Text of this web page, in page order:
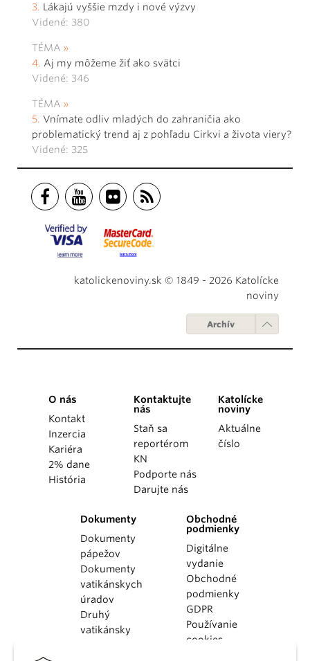
Lákajú vyššie mzdy i nové výzvy
Videné: 380
TÉMA
Aj my môžeme žiť ako svätci
Videné: 346
TÉMA
Vnímate odliv mladých do zahraničia ako
problematický trend aj z pohľadu Cirkvi a života viery?
Videné: 325
katolickenoviny.sk © 1849 - 2026 Katolícke
noviny
Archív
O nás
Kontakt
Inzercia
Kariéra
2% dane
História
Kontaktujte
nás
Staň sa
reportérom
KN
Podporte nás
Darujte nás
Katolícke
noviny
Aktuálne
číslo
Dokumenty
Dokumenty
pápežov
Dokumenty
vatikánskych
úradov
Druhý
vatikánsky
Obchodné
podmienky
Digitálne
vydanie
Obchodné
podmienky
GDPR
Používanie
cookies